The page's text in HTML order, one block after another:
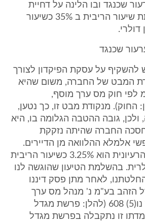
שכנגד ובו הלינה על דחיית
טענתה בדבר הפחתת שיעור הריבית ב 35% כשיעור
שכנגד
להשקיף על עסקת הפיקדון לצורך
המבט של החברה, משום שהיא
לפי חוק מס ערך מוסף,
1976 (להלן: החוק). מנקודת מבט זו, כך נטען,
ולכן, גובה ההטבה הגלומה בו, היא
החברה שהיתה נזקקת
אלמלא ההלוואה מן הדיירים.
ולכן, שיעור הריבית הרעיונית הוא 3.25% כשיעור הריבית
בהשלמת הטיעון שהוגשה לנו
לאחר מתן פסק דיננו
96 מגדל הזהב בע"מ נ' מנהל מס ערך
מוסף, ירושלים, פ"ד נו(5) 608 (להלן: פרשת מגדל
זו נתקבלה בפרשת מגדל